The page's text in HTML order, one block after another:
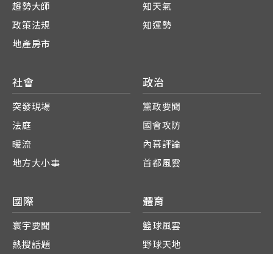
趨勢大師
政策法規
地產房市
知天氣
知運勢
社會
突發現場
法庭
暖流
地方大小事
政治
黨政要聞
國會攻防
內幕評論
首都風雲
國際
寰宇要聞
熱搜話題
體育
籃球風雲
野球天地